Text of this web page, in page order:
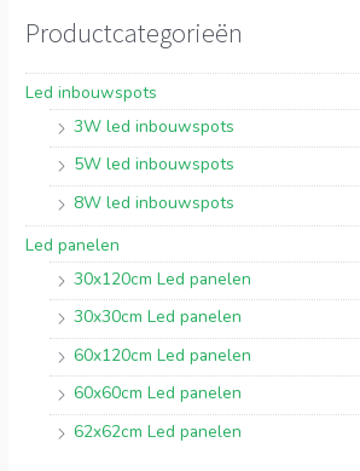
Productcategorieën
Led inbouwspots
3W led inbouwspots
5W led inbouwspots
8W led inbouwspots
Led panelen
30x120cm Led panelen
30x30cm Led panelen
60x120cm Led panelen
60x60cm Led panelen
62x62cm Led panelen